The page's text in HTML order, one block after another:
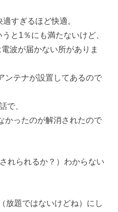
すぎるほど快適。
と1％にも満たないけど、
波が届かない所がありま
ンテナが設置してあるので
で、
かったのが解消されたので
れられるか？）わからない
放題ではないけどね）にし